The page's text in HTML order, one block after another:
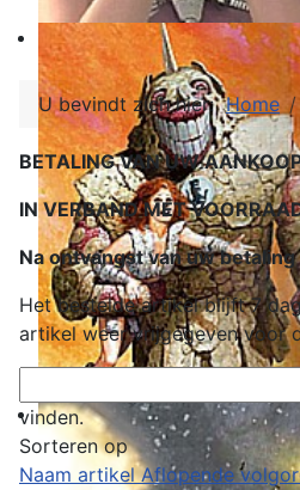
U bevindt zich hier:Home
BETALING VAN UW
IN VERBAND MET
Na ontvangst van uw
Het bestelde artikel blijft 7
artikel weer vrijgegeven voor
vinden.
Sorteren op
Naam artikel Aflopende